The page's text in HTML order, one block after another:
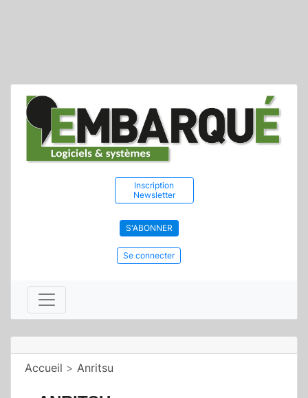
Inscription
Newsletter
S'ABONNER
Se connecter
Accueil > Anritsu